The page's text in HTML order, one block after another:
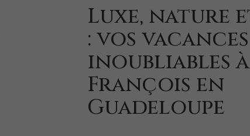
Luxe, nature
: vos vacances
inoubliables
François en
Guadeloupe